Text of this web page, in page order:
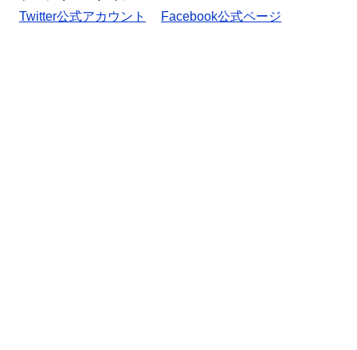
Twitter公式アカウント
Facebook公式ページ